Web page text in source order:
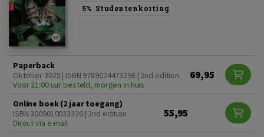
5% Studentenkorting
Paperback
Oktober 2025 | ISBN 9789024473298 | 2nd edition
Voor 21:00 uur besteld, morgen in huis
69,95
Online boek (2 jaar toegang)
ISBN 3009010033326 | 2nd edition
Direct via e-mail
55,95